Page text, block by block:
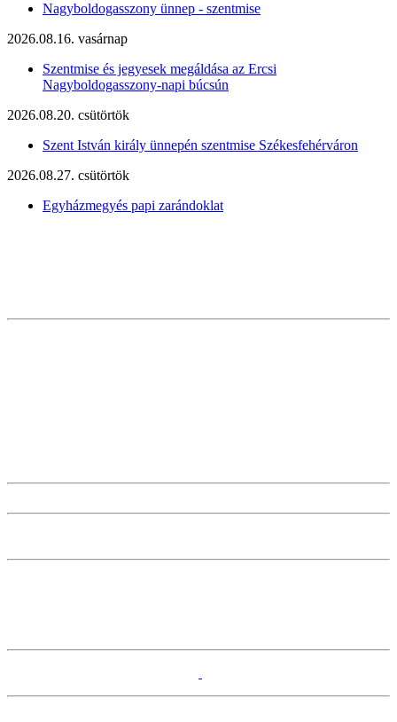
Nagyboldogasszony ünnep - szentmise
2026.08.16. vasárnap
Szentmise és jegyesek megáldása az Ercsi
Nagyboldogasszony-napi búcsún
2026.08.20. csütörtök
Szent István király ünnepén szentmise Székesfehérváron
2026.08.27. csütörtök
Egyházmegyés papi zarándoklat